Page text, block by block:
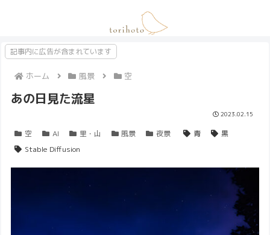
記事内に広告が含まれています
ホーム 風景 空
あの日見た流星
2023.02.15
空 AI 里・山 風景 夜景 青
黒
Stable Diffusion